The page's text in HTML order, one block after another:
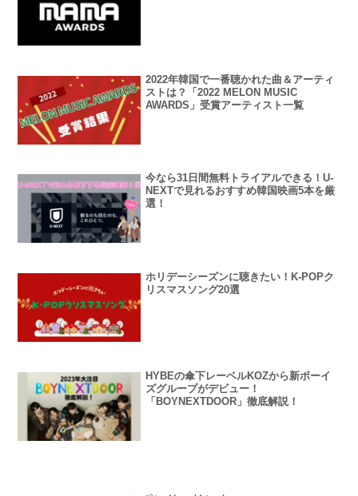
2022年韓国で一番聴かれた曲＆アーティ
ストは？「2022 MELON MUSIC
AWARDS」受賞アーティスト一覧
今なら31日間無料トライアルできる！U-
NEXTで見れるおすすめ韓国映画5本を厳
選！
ホリデーシーズンに聴きたい！K-POPク
リスマスソング20選
HYBEの傘下レーベルKOZから新ボーイ
ズグループがデビュー！
「BOYNEXTDOOR」徹底解説！